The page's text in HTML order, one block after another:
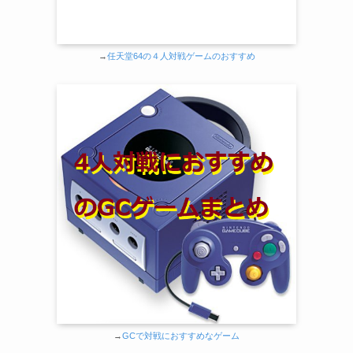
→任天堂64の４人対戦ゲームのおすすめ
→GCで対戦におすすめなゲーム